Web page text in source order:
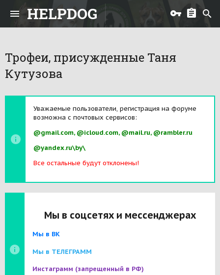
HELPDOG
Трофеи, присужденные Таня
Кутузова
Уважаемые пользователи, регистрация на форуме
возможна с почтовых сервисов:
@gmail.com, @icloud.com, @mail.ru, @rambler.ru
@yandex.ru\by\
Все остальные будут отклонены!
Мы в соцсетях и мессенджерах
Мы в ВК
Мы в ТЕЛЕГРАММ
Инстаграмм (запрещенный в РФ)